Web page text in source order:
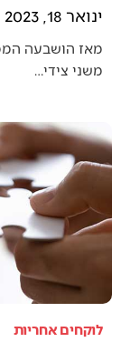
ינואר 18, 2023
מאז הושבעה
משני צידי…
לוקחים אחריות